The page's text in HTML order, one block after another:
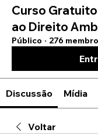
Curso
ao Direito
Público · 276
Discussão Mídia
Voltar